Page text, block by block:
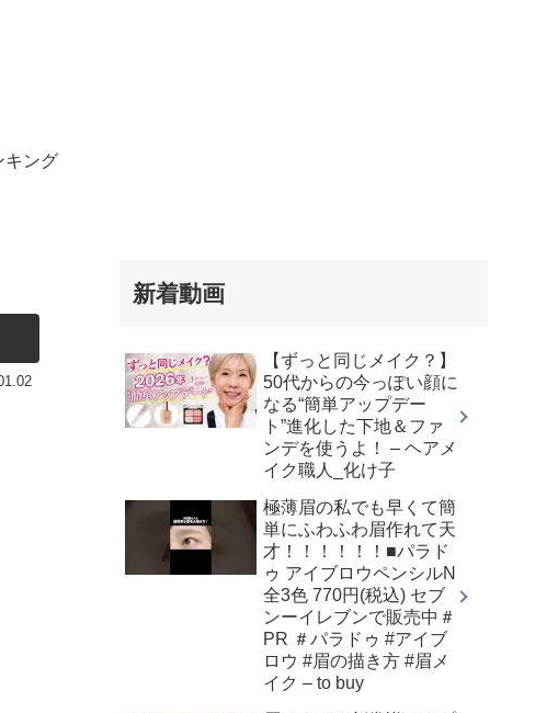
キング
新着動画
【ずっと同じメイク？】
50代からの今っぽい顔に
なる“簡単アップデー
ト”進化した下地＆ファ
ンデを使うよ！ – ヘアメ
イク職人_化け子
極薄眉の私でも早くて簡
単にふわふわ眉作れて天
才！！！！！！■パラド
ゥ アイブロウペンシルN
全3色 770円(税込) セブ
ンーイレブンで販売中＃
PR ＃パラドゥ #アイブ
ロウ #眉の描き方 #眉メ
イク – to buy